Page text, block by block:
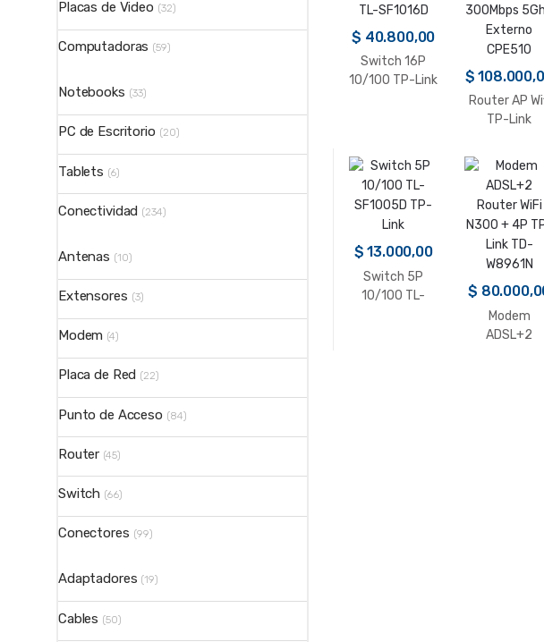
$ 40.800,00
Switch 16P
10/100 TP-Link
$
Router AP
TP-Link
Externo
$ 13.000,00
Switch 5P
10/100 TL-
$
Modem
ADSL+2
Placas de Video (32)
Computadoras (59)
Notebooks (33)
PC de Escritorio (20)
Tablets (6)
Conectividad (234)
Antenas (10)
Extensores (3)
Modem (4)
Placa de Red (22)
Punto de Acceso (84)
Router (45)
Switch (66)
Conectores (99)
Adaptadores (19)
Cables (50)